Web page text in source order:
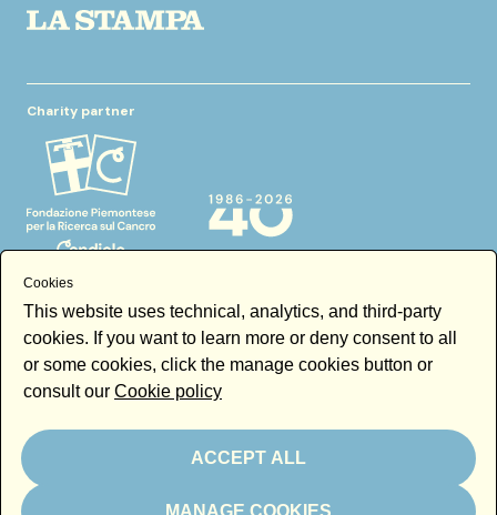
Charity partner
In kind partner
Cookies
This website uses technical, analytics, and third-party
cookies. If you want to learn more or deny consent to all
or some cookies, click the manage cookies button or
consult our Cookie policy
ACCEPT ALL
MANAGE COOKIES